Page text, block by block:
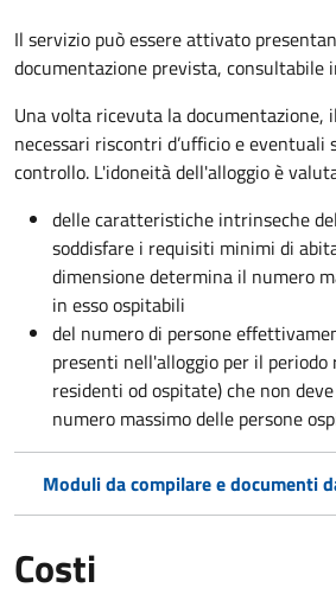
Il servizio può essere attivato
documentazione prevista, consultabile
Una volta ricevuta la documentazione,
necessari riscontri d’ufficio e eventuali
controllo. L'idoneità dell'alloggio è
delle caratteristiche intrinseche
soddisfare i requisiti minimi di
dimensione determina il numero
in esso ospitabili
del numero di persone
presenti nell'alloggio per il periodo
residenti od ospitate) che non
numero massimo delle persone
Moduli da compilare e documenti
Costi